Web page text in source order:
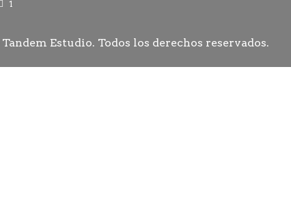
1
Tandem Estudio. Todos los derechos reservados.